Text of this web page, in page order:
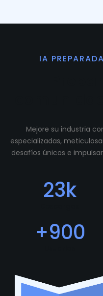
IA
Mejore su industria
especializadas,
desafíos únicos e
23k
+900